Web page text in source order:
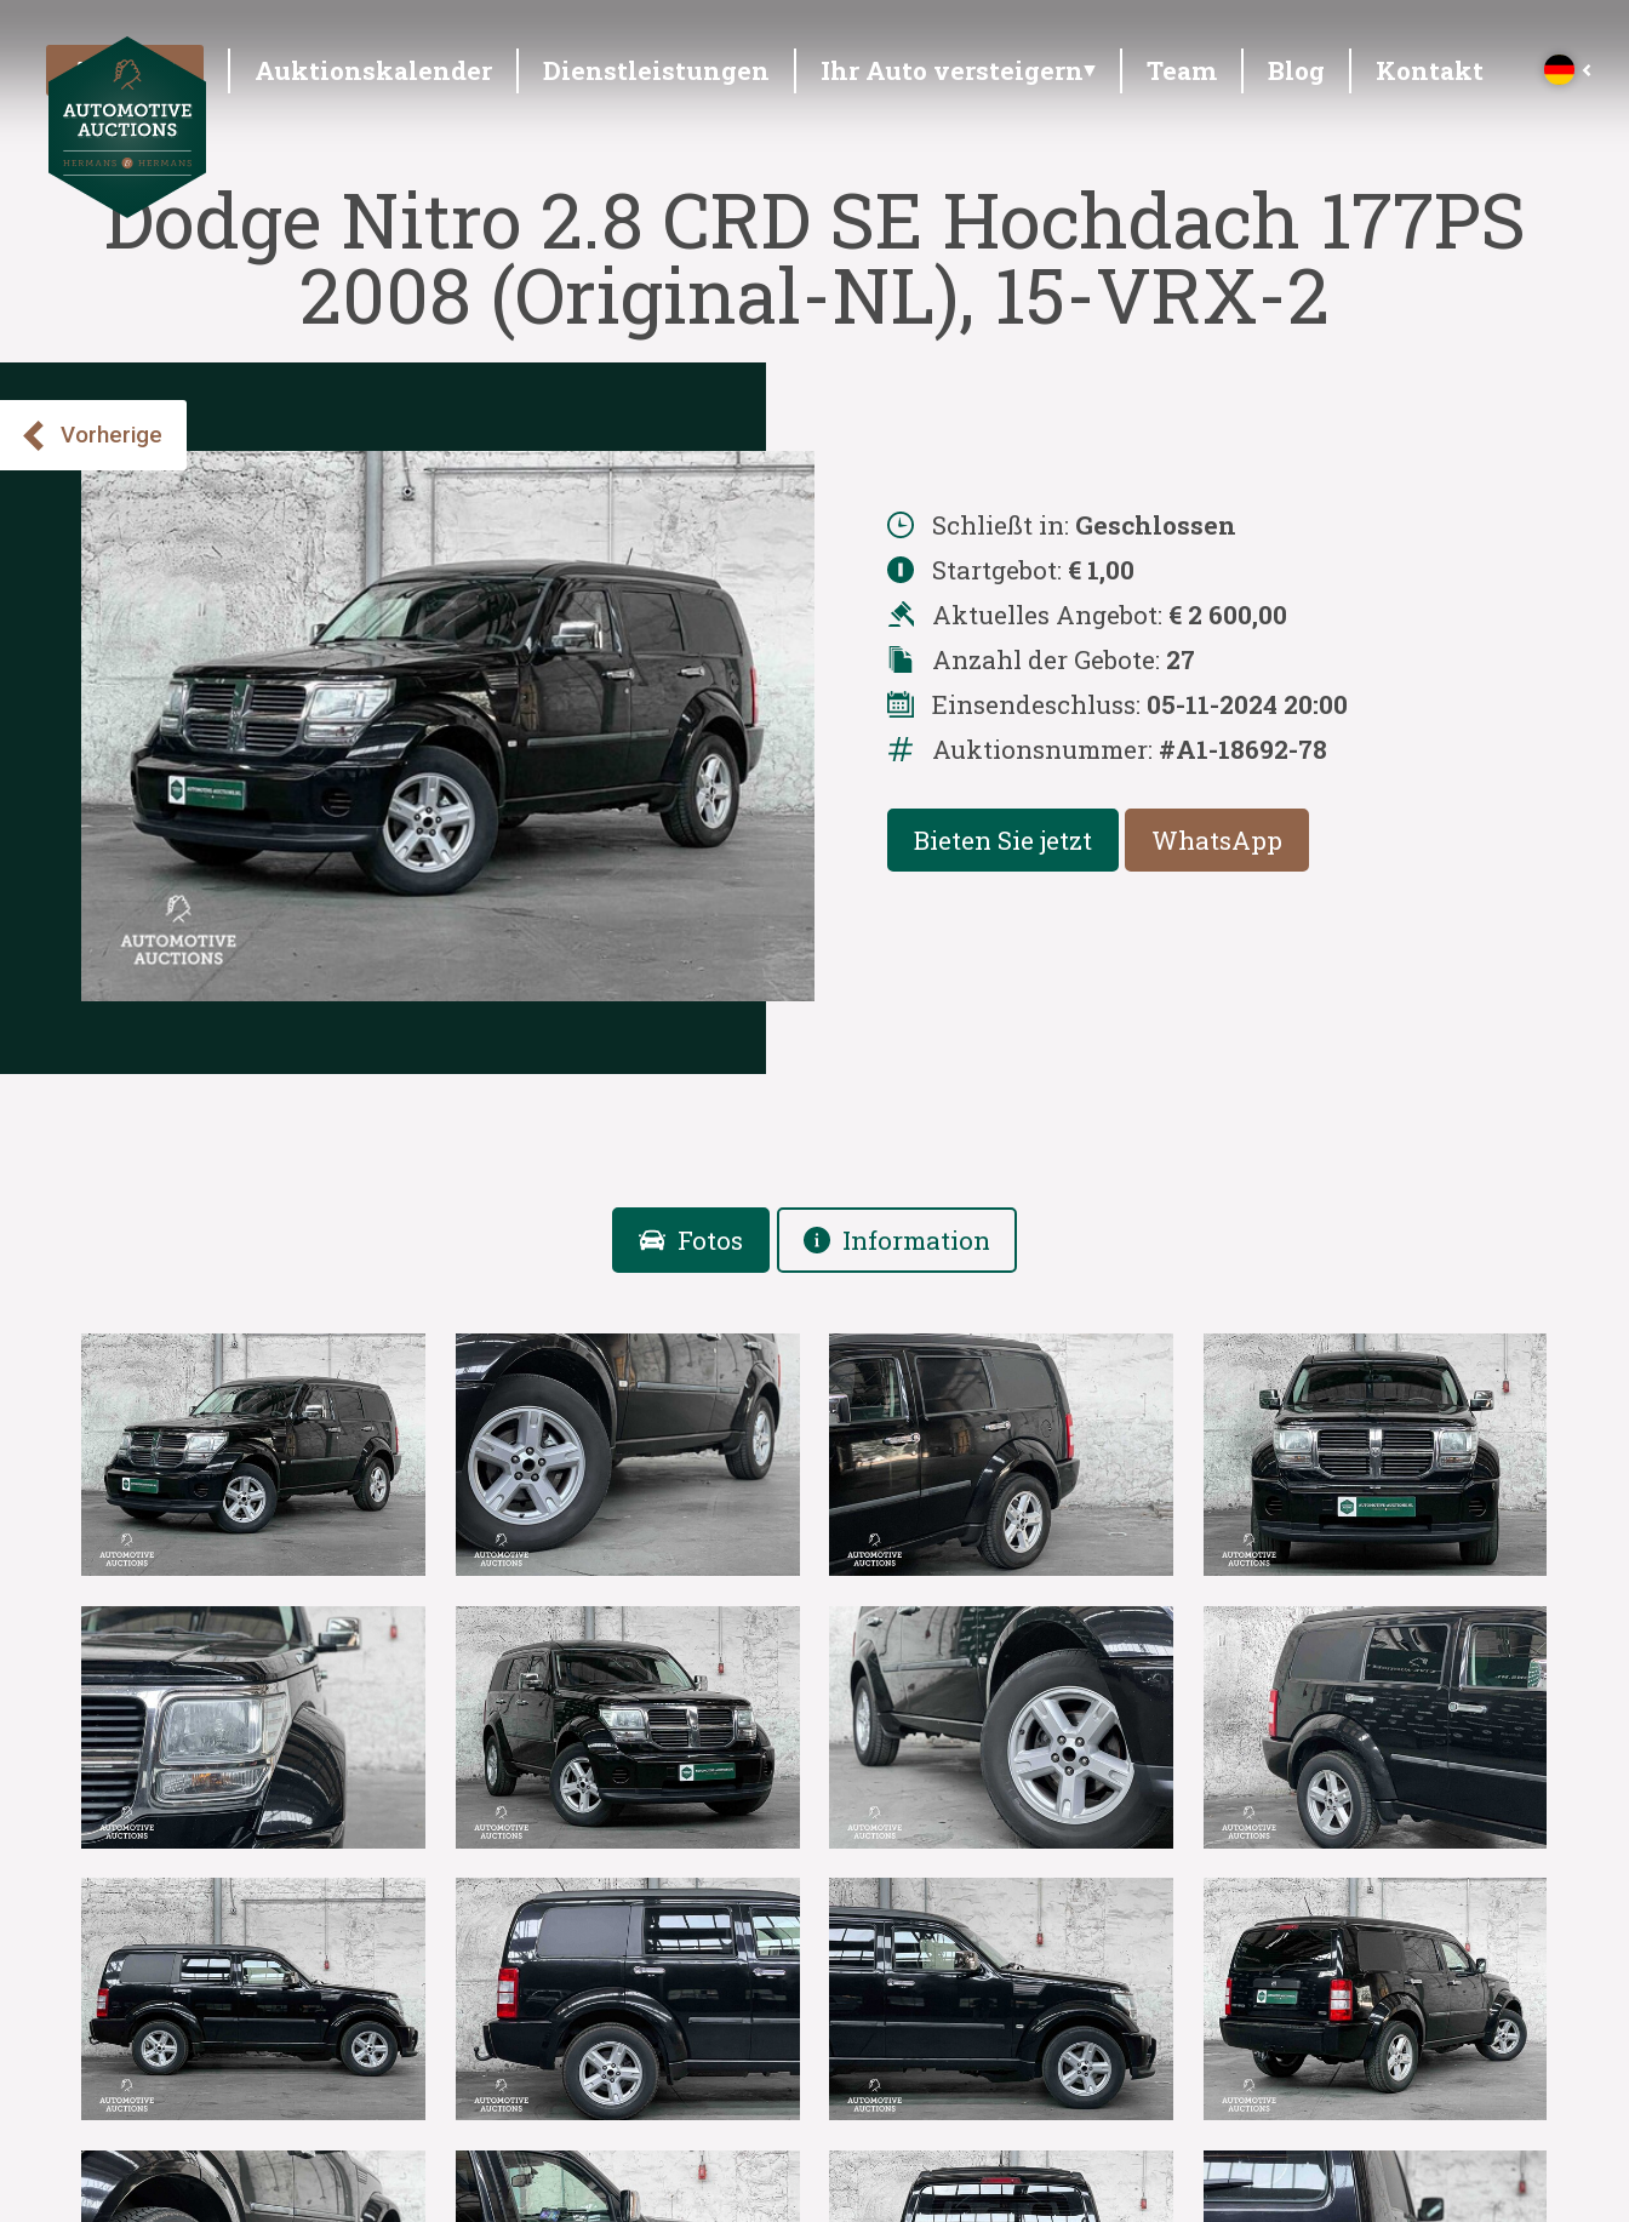
Angebot Auktionskalender Dienstleistungen Ihr Auto versteigern Team Blog Kontakt
Dodge Nitro 2.8 CRD SE Hochdach 177PS
2008 (Original-NL), 15-VRX-2
Schließt in: Geschlossen
Startgebot: € 1,00
Aktuelles Angebot: € 2 600,00
Anzahl der Gebote: 27
Einsendeschluss: 05-11-2024 20:00
Auktionsnummer: #A1-18692-78
Bieten Sie jetzt WhatsApp
Fotos Information
Vorherige